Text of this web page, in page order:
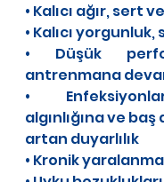
• Kalıcı ağır, sert
• Kalıcı
• Düşük
antrenmana
•
algınlığına ve baş
artan duyarlılık
• Kronik